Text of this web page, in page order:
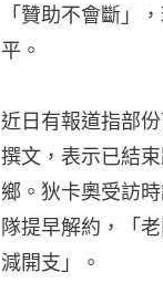
「贊助不會斷」
平。
近日有報道指部
撰文，表示已結
鄉。狄卡奧受訪
隊提早解約，「
減開支」。